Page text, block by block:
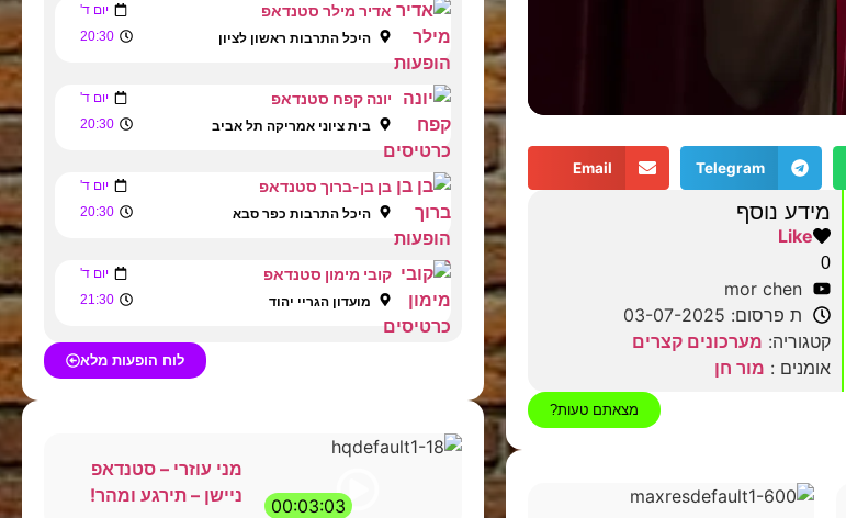
Telegram
Email
מידע נוסף
Like
0
mor chen
ת פרסום: 03-07-2025
קטגוריה: מערכונים קצרים
אומנים : מור חן
מצאתם טעות?
אדיר מילר סטנדאפ יום ד'
היכל התרבות ראשון לציון 20:30
יונה קפח סטנדאפ יום ד'
בית ציוני אמריקה תל אביב 20:30
בן בן-ברוך סטנדאפ יום ד'
היכל התרבות כפר סבא 20:30
קובי מימון סטנדאפ יום ד'
מועדון הגריי יהוד 21:30
לוח הופעות מלא
00:03:03
מני עוזרי – סטנדאפ
ניישן – תירגע ומהר!